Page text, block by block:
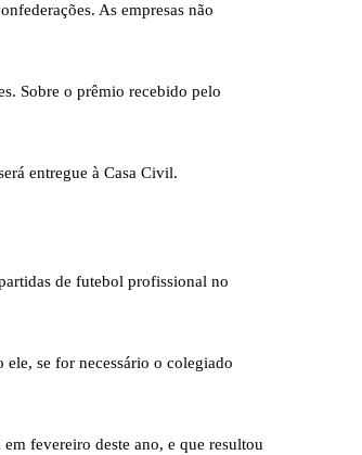
As empresas não
Sobre o prêmio recebido pelo
entregue à Casa Civil.
de futebol profissional no
ele, se for necessário o colegiado
fevereiro deste ano, e que resultou